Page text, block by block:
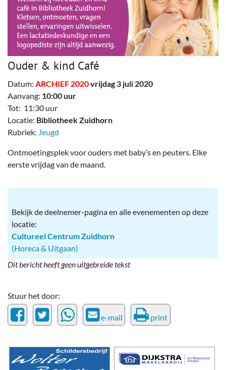
Ouder & kind Café
Datum: ARCHIEF 2020vrijdag 3 juli 2020
Aanvang: 10:00 uur
Tot: 11:30 uur
Locatie: Bibliotheek Zuidhorn
Rubriek: Jeugd
Ontmoetingsplek voor ouders met baby’s en peuters. Elke
eerste vrijdag van de maand.
Bekijk de deelnemer-pagina en alle evenementen op deze
locatie:
Cultureel Centrum Zuidhorn
(Horeca & Uitgaan)
Dit bericht heeft geen uitgebreide tekst
Stuur het door:
e-mail print